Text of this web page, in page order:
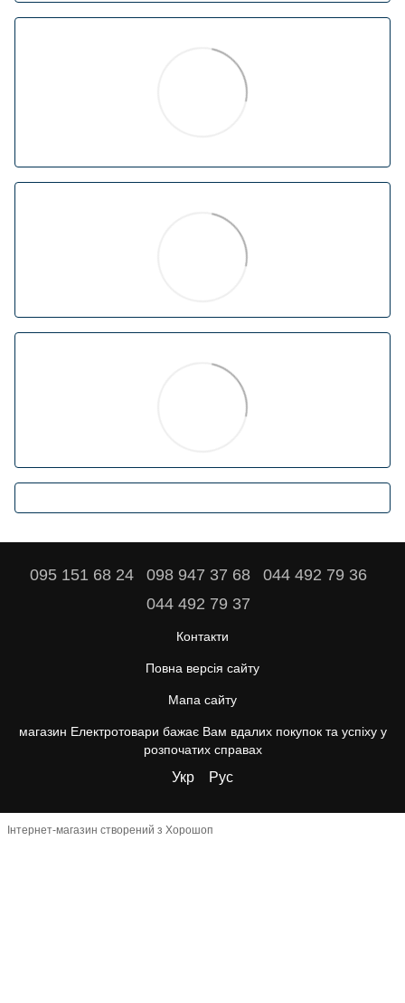
095 151 68 24 098 947 37 68
044 492 79 36
044 492 79 37
Контакти
Повна версія сайту
Мапа сайту
магазин Електротовари бажає Вам вдалих покупок та успіху у
розпочатих справах
Укр Рус
Інтернет-магазин створений з Хорошоп